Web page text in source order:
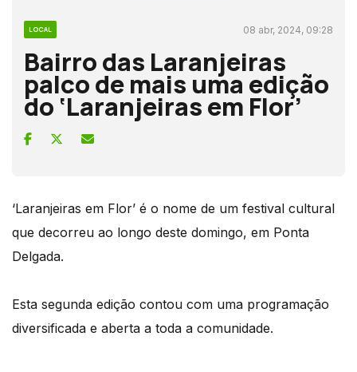
LOCAL 08 abr, 2024, 09:28
Bairro das Laranjeiras
palco de mais uma edição
do ‘Laranjeiras em Flor’
‘Laranjeiras em Flor’ é o nome de um festival cultural
que decorreu ao longo deste domingo, em Ponta
Delgada.
Esta segunda edição contou com uma programação
diversificada e aberta a toda a comunidade.